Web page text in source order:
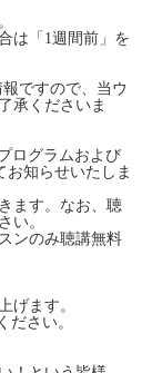
は「1週間前」を
ですので、当ウ
承くださいま
ログラムおよび
お知らせいたしま
ます。なお、聴
い。
ンのみ聴講無料
げます。
ださい。